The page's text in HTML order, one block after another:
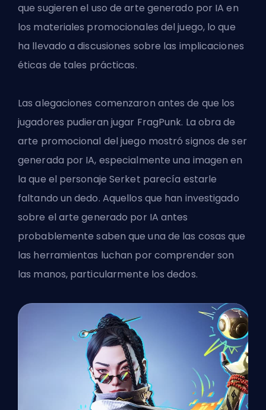
que sugieren el uso de arte generado por IA en
los materiales promocionales del juego, lo que
ha llevado a discusiones sobre las implicaciones
éticas de tales prácticas.
Las alegaciones comenzaron antes de que los
jugadores pudieran jugar FragPunk. La obra de
arte promocional del juego mostró signos de ser
generada por IA, especialmente una imagen en
la que el personaje Serket parecía estarle
faltando un dedo. Aquellos que han investigado
sobre el arte generado por IA antes
probablemente saben que una de las cosas que
las herramientas luchan por comprender son
las manos, particularmente los dedos.